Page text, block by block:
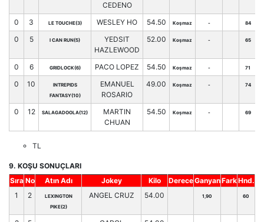
CEDENO
0 3 LE TOUCHE(3) WESLEY HO 54.50 Koşmaz - 84
0 5 I CAN RUN(5)
YEDSIT
HAZLEWOOD
52.00 Koşmaz - 65
0 6 GRIDLOCK(6) PACO LOPEZ 54.50 Koşmaz - 71
0 10
INTREPIDS
FANTASY(10)
EMANUEL
ROSARIO
49.00 Koşmaz - 74
0 12 SALAGADOOLA(12)
MARTIN
CHUAN
54.50 Koşmaz - 69
TL
9. KOŞU SONUÇLARI
Sıra No Atın Adı Jokey Kilo DereceGanyanFarkHnd.
1
2
LEXINGTON
PIKE(2)
ANGEL CRUZ 54.00 1,90 60